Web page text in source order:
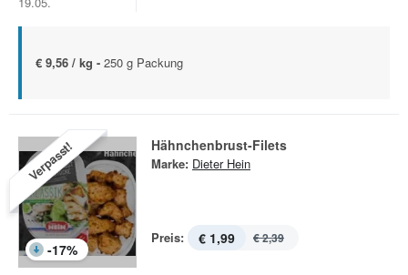
€ 9,56 / kg - 250 g Packung
Verpasst!
-17%
Hähnchenbrust-Filets
Marke: Dieter Hein
Preis: € 1,99 € 2,39